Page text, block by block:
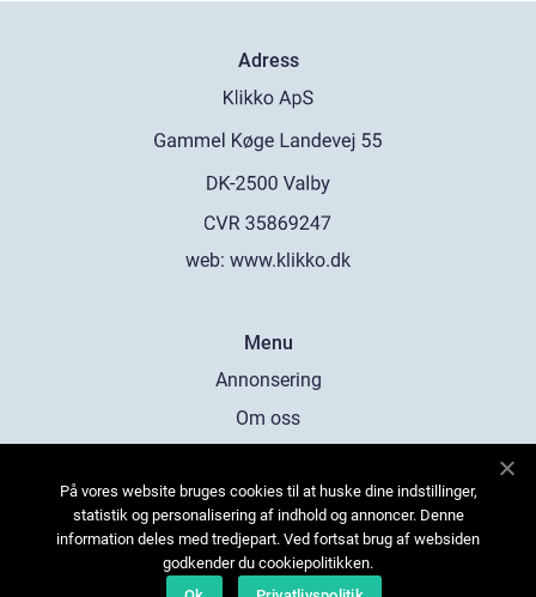
Adress
web: www.klikko.dk
Menu
Annonsering
Om oss
Kontakta oss
Sitemap
På vores website bruges cookies til at huske dine indstillinger,
statistik og personalisering af indhold og annoncer. Denne
information deles med tredjepart. Ved fortsat brug af websiden
godkender du cookiepolitikken.